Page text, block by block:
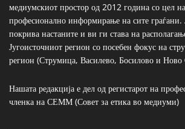
медиумскиот простор од 2012 година со цел
професионално информирање на сите граѓани.
покрива настаните и ви ги става на
Југоисточниот регион со посебен фокус на
регион (Струмица, Василево, Босилово и Ново
Нашата редакција е дел од регистарот на
членка на СЕММ (Совет за етика во медиуми)